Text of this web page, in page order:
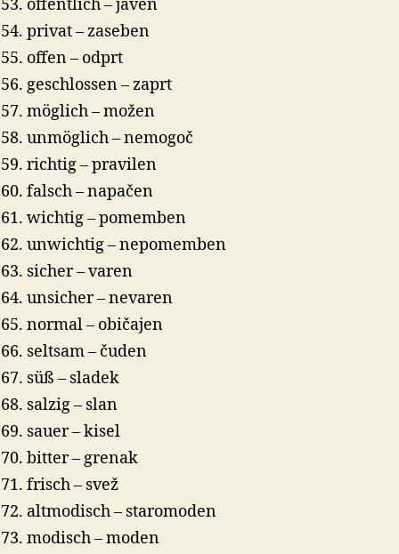
öffentlich – javen
privat – zaseben
offen – odprt
geschlossen – zaprt
möglich – možen
unmöglich – nemogoč
richtig – pravilen
falsch – napačen
wichtig – pomemben
unwichtig – nepomemben
sicher – varen
unsicher – nevaren
normal – običajen
seltsam – čuden
süß – sladek
salzig – slan
sauer – kisel
bitter – grenak
frisch – svež
altmodisch – staromoden
modisch – moden